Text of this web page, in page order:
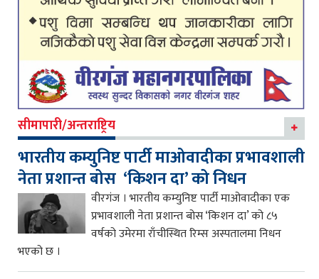
सीमापारी/अन्तराष्ट्रिय
भारतीय कम्युनिष्ट पार्टी माओवादीका प्रभावशाली
नेता प्रशान्त बोस ‘किशन दा’ को निधन
वीरगंज । भारतीय कम्युनिष्ट पार्टी माओवादीका एक
प्रभावशाली नेता प्रशान्त बोस ‘किशन दा’ को ८५
वर्षको उमेरमा राँचीस्थित रिम्स अस्पतालमा निधन
भएको छ ।